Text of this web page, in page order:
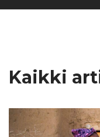
Kaikki